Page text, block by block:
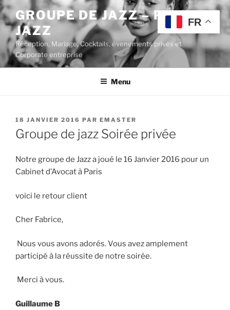
Aller
au
contenu
principal
GROUPE DE JAZZ – POP
JAZZ
Réception, Mariage, Cocktails, évenements privés et
Corporate entreprise
Menu
PUBLIÉ
LE
18 JANVIER 2016 PAR EMASTER
Groupe de jazz Soirée privée
Notre groupe de Jazz a joué le 16 Janvier 2016 pour un
Cabinet d’Avocat à Paris
voici le retour client
Cher Fabrice,
Nous vous avons adorés. Vous avez amplement
participé à la réussite de notre soirée.
Merci à vous.
Guillaume B
FR